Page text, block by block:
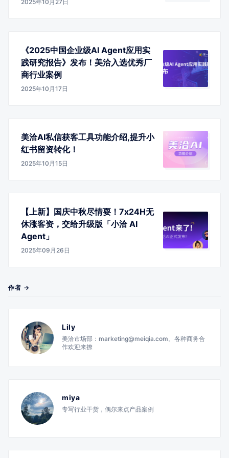
2025年10月27日
《2025中国企业级AI Agent应用实
践研究报告》发布！美洽入选优秀厂
商行业案例
2025年10月17日
美洽AI私信获客工具功能介绍,提升小
红书留资转化！
2025年10月15日
【上新】国庆中秋尽情耍！7x24H无
休涨客资，交给升级版「小洽 AI
Agent」
2025年09月26日
作者 →
Lily
美洽市场部：marketing@meiqia.com。各种商务合
作欢迎来撩
miya
专写行业干货，偶尔来点产品案例